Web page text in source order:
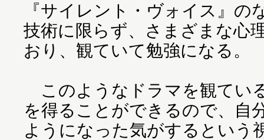
『サイレント・ヴォイス』の
技術に限らず、さまざまな心
おり、観ていて勉強になる。
このようなドラマを観てい
を得ることができるので、自
ようになった気がするという